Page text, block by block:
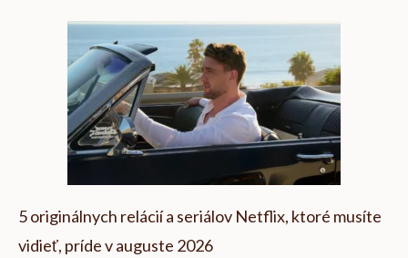
5 originálnych relácií a seriálov Netflix, ktoré musíte
vidieť, príde v auguste 2026